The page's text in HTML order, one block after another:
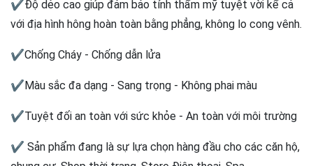
✔Độ dẻo cao giúp đảm bảo tính thẩm mỹ tuyệt vời kể cả
với địa hình hông hoàn toàn bằng phẳng, không lo cong vênh.
✔Chống Cháy - Chống dẫn lửa
✔Màu sắc đa dạng - Sang trọng - Không phai màu
✔Tuyệt đối an toàn với sức khỏe - An toàn với môi trường
✔ Sản phẩm đang là sự lựa chọn hàng đầu cho các căn hộ,